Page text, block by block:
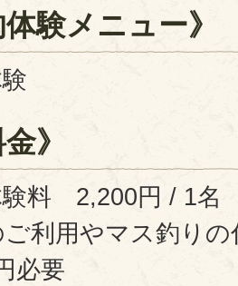
体験メニュー》
》
験料 2,200円 / 1
利用やマス釣り
必要